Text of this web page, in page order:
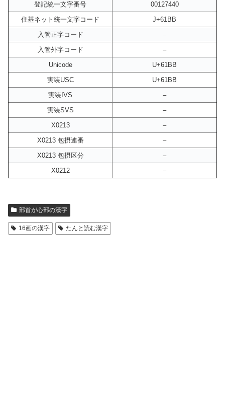
登記統一文字番号
00127440
住基ネット統一文字コード
J+61BB
入管正字コード
–
入管外字コード
–
Unicode
U+61BB
実装USC
U+61BB
実装IVS
–
実装SVS
–
X0213
–
X0213 包摂連番
–
X0213 包摂区分
–
X0212
–
部首が心部の漢字
16画の漢字 たんと読む漢字